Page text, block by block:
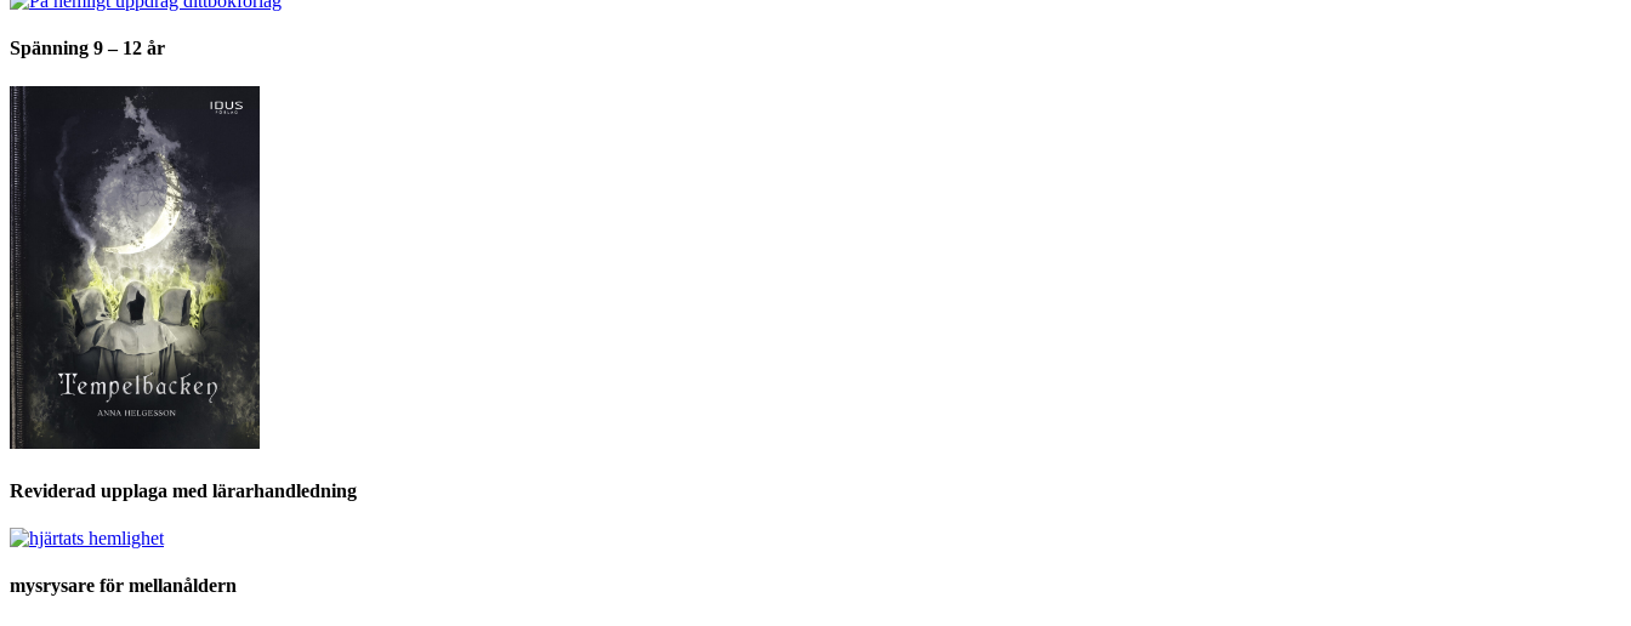
Spänning 9 – 12 år
Reviderad upplaga med lärarhandledning
mysrysare för mellanåldern